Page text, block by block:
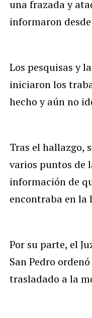
una frazada y
informaron
Los pesquisas y
iniciaron los
hecho y aún no
Tras el hallazgo,
varios puntos de
información de
encontraba en la
Por su parte, el
San Pedro
trasladado a la